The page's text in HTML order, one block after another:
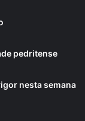
pedritense
nesta semana